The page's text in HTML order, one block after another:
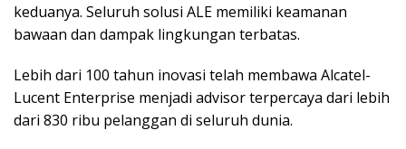
keduanya. Seluruh solusi ALE memiliki keamanan
bawaan dan dampak lingkungan terbatas.
Lebih dari 100 tahun inovasi telah membawa Alcatel-
Lucent Enterprise menjadi advisor terpercaya dari lebih
dari 830 ribu pelanggan di seluruh dunia.